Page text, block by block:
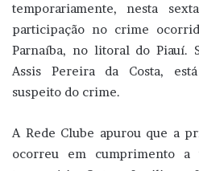
temporariamente, nesta
participação no crime
Parnaíba, no litoral do Piauí.
Assis Pereira da Costa,
suspeito do crime.
A Rede Clube apurou que a
ocorreu em cumprimento a